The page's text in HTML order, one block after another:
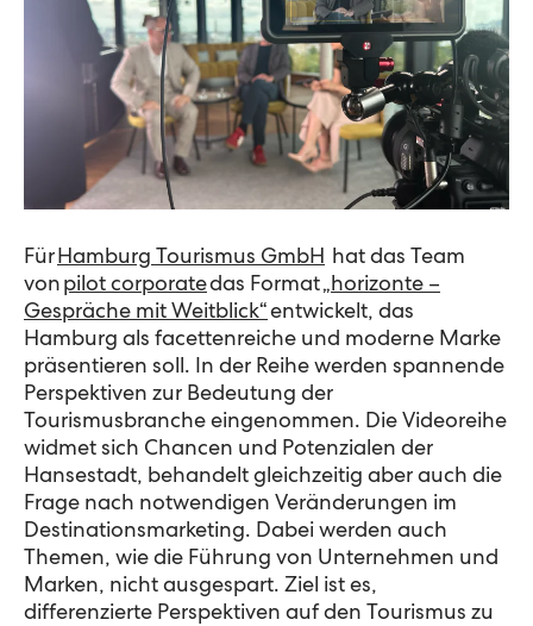
FürHamburg Tourismus GmbH hat das Team
von pilot corporatedas Format„horizonte –
Gespräche mit Weitblick“entwickelt, das
Hamburg als facettenreiche und moderne Marke
präsentieren soll. In der Reihe werden spannende
Perspektiven zur Bedeutung der
Tourismusbranche eingenommen. Die Videoreihe
widmet sich Chancen und Potenzialen der
Hansestadt, behandelt gleichzeitig aber auch die
Frage nach notwendigen Veränderungen im
Destinationsmarketing. Dabei werden auch
Themen, wie die Führung von Unternehmen und
Marken, nicht ausgespart. Ziel ist es,
differenzierte Perspektiven auf den Tourismus zu